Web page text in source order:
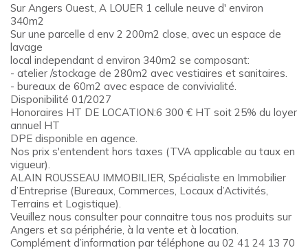
Sur Angers Ouest, A LOUER 1 cellule neuve d' environ
340m2
Sur une parcelle d env 2 200m2 close, avec un espace de
lavage
local independant d environ 340m2 se composant:
- atelier /stockage de 280m2 avec vestiaires et sanitaires.
- bureaux de 60m2 avec espace de convivialité.
Disponibilité 01/2027
Honoraires HT DE LOCATION:6 300 € HT soit 25% du loyer
annuel HT
DPE disponible en agence.
Nos prix s'entendent hors taxes (TVA applicable au taux en
vigueur).
ALAIN ROUSSEAU IMMOBILIER, Spécialiste en Immobilier
d’Entreprise (Bureaux, Commerces, Locaux d’Activités,
Terrains et Logistique).
Veuillez nous consulter pour connaitre tous nos produits sur
Angers et sa périphérie, à la vente et à location.
Complément d’information par téléphone au 02 41 24 13 70